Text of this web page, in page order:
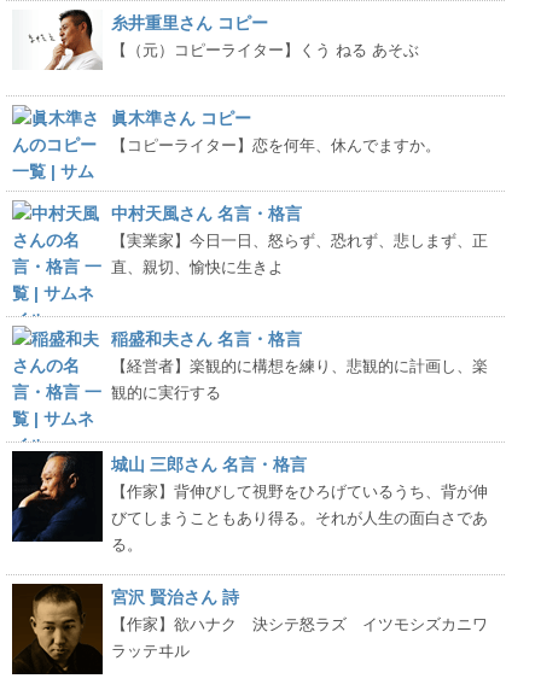
糸井重里さん コピー
【（元）コピーライター】くう ねる あそぶ
眞木準さん コピー
【コピーライター】恋を何年、休んでますか。
中村天風さん 名言・格言
【実業家】今日一日、怒らず、恐れず、悲しまず、正
直、親切、愉快に生きよ
稲盛和夫さん 名言・格言
【経営者】楽観的に構想を練り、悲観的に計画し、楽
観的に実行する
城山 三郎さん 名言・格言
【作家】背伸びして視野をひろげているうち、背が伸
びてしまうこともあり得る。それが人生の面白さであ
る。
宮沢 賢治さん 詩
【作家】欲ハナク 決シテ怒ラズ イツモシズカニワ
ラッテヰル